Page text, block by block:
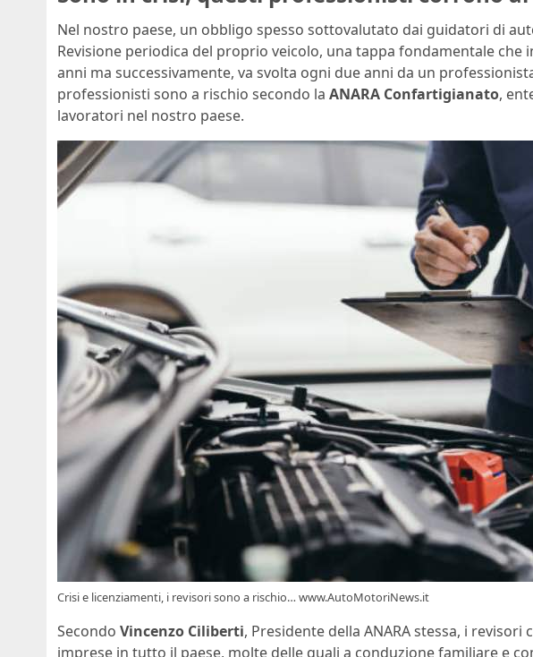
Nel nostro paese, un obbligo spesso sottovalutato dai guidatori di
Revisione periodica del proprio veicolo, una tappa fondamentale
anni ma successivamente, va svolta ogni due anni da un
professionisti sono a rischio secondo la ANARA Confartigianato,
lavoratori nel nostro paese.
Crisi e licenziamenti, i revisori sono a rischio… www.AutoMotoriNews.it
Secondo Vincenzo Ciliberti, Presidente della ANARA stessa, i
imprese in tutto il paese, molte delle quali a conduzione familiare e